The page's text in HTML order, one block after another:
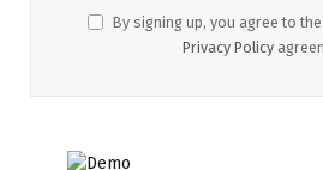
By signing up, you agree to
Privacy Policy